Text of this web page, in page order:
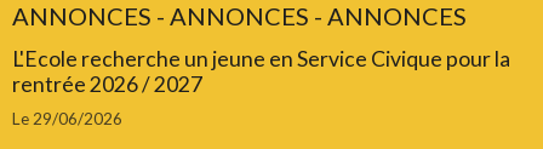
ANNONCES - ANNONCES - ANNONCES
L'Ecole recherche un jeune en Service Civique pour la
rentrée 2026 / 2027
Le 29/06/2026